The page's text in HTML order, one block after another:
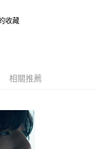
收藏
相關推薦